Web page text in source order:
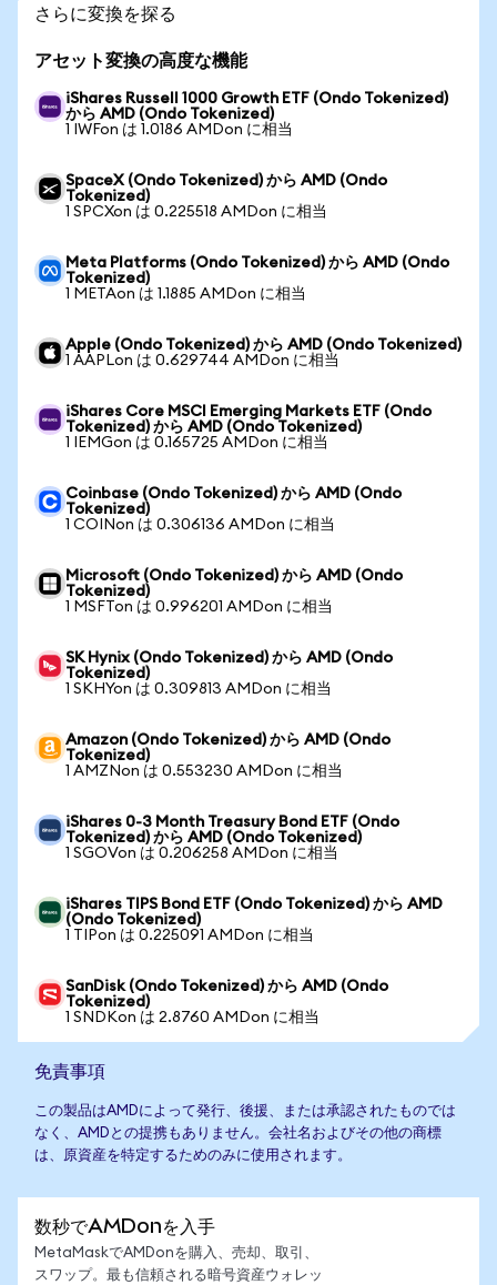
さらに変換を探る
アセット変換の高度な機能
iShares Russell 1000 Growth ETF (Ondo Tokenized)
から AMD (Ondo Tokenized)
1 IWFon は 1.0186 AMDon に相当
SpaceX (Ondo Tokenized) から AMD (Ondo
Tokenized)
1 SPCXon は 0.225518 AMDon に相当
Meta Platforms (Ondo Tokenized) から AMD (Ondo
Tokenized)
1 METAon は 1.1885 AMDon に相当
Apple (Ondo Tokenized) から AMD (Ondo Tokenized)
1 AAPLon は 0.629744 AMDon に相当
iShares Core MSCI Emerging Markets ETF (Ondo
Tokenized) から AMD (Ondo Tokenized)
1 IEMGon は 0.165725 AMDon に相当
Coinbase (Ondo Tokenized) から AMD (Ondo
Tokenized)
1 COINon は 0.306136 AMDon に相当
Microsoft (Ondo Tokenized) から AMD (Ondo
Tokenized)
1 MSFTon は 0.996201 AMDon に相当
SK Hynix (Ondo Tokenized) から AMD (Ondo
Tokenized)
1 SKHYon は 0.309813 AMDon に相当
Amazon (Ondo Tokenized) から AMD (Ondo
Tokenized)
1 AMZNon は 0.553230 AMDon に相当
iShares 0-3 Month Treasury Bond ETF (Ondo
Tokenized) から AMD (Ondo Tokenized)
1 SGOVon は 0.206258 AMDon に相当
iShares TIPS Bond ETF (Ondo Tokenized) から AMD
(Ondo Tokenized)
1 TIPon は 0.225091 AMDon に相当
SanDisk (Ondo Tokenized) から AMD (Ondo
Tokenized)
1 SNDKon は 2.8760 AMDon に相当
免責事項
この製品はAMDによって発行、後援、または承認されたものでは
なく、AMDとの提携もありません。会社名およびその他の商標
は、原資産を特定するためのみに使用されます。
数秒でAMDonを入手
MetaMaskでAMDonを購入、売却、取引、
スワップ。最も信頼される暗号資産ウォレッ